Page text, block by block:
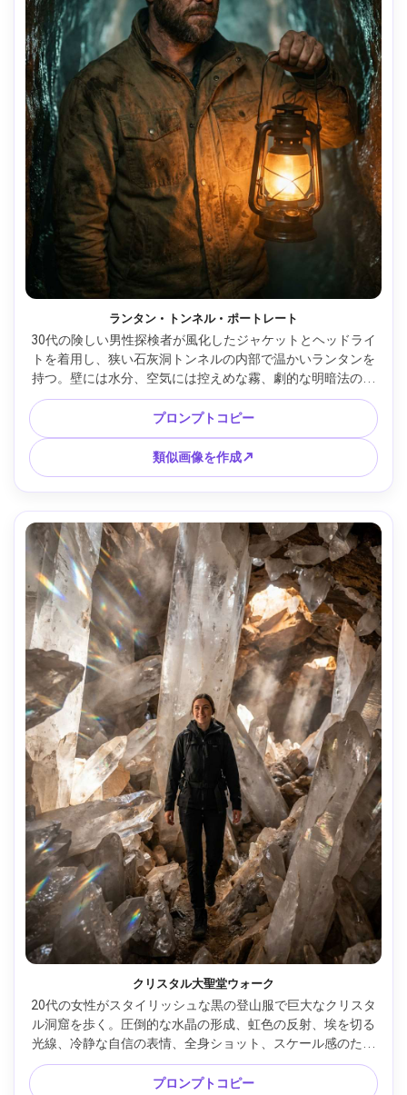
ランタン・トンネル・ポートレート
30代の険しい男性探検者が風化したジャケットとヘッドライ
トを着用し、狭い石灰洞トンネルの内部で温かいランタンを
持つ。壁には水分、空気には控えめな霧、劇的な明暗法の照
明、映画的なティール＆アンバーの色調、Sony A7IV、85mm
f/1.4撮影、浅い被写界深度、ハーフボディポートレート、超
リアルな肌質、鮮明なフォーカス、映画スチル品質 --ar 4:5
プロンプトコピー
類似画像を作成↗
クリスタル大聖堂ウォーク
20代の女性がスタイリッシュな黒の登山服で巨大なクリスタ
ル洞窟を歩く。圧倒的な水晶の形成、虹色の反射、埃を切る
光線、冷静な自信の表情、全身ショット、スケール感のため
の低いアングル、Nikon Z8、35mmレンズ、HDRリアリズ
ム、鮮明な岩のディテール、映画的な輝き、プロの冒険写真
プロンプトコピー